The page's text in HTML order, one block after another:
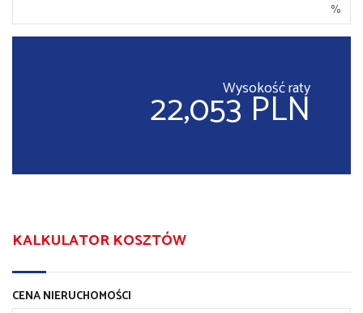
%
Wysokość raty
22,053 PLN
KALKULATOR KOSZTÓW
CENA NIERUCHOMOŚCI